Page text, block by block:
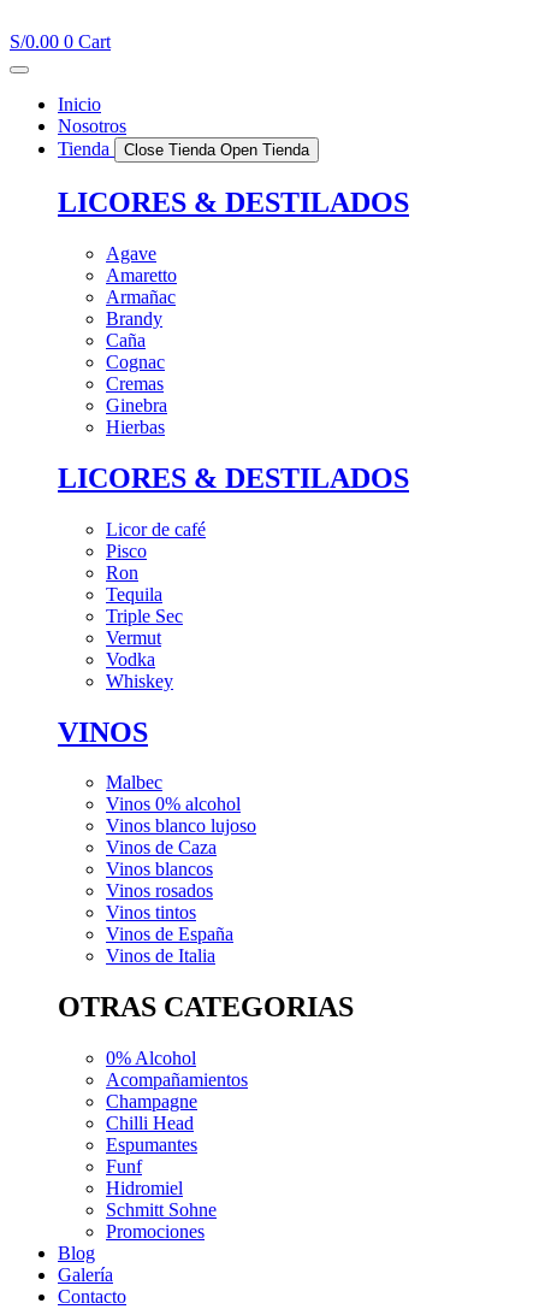
al
contenido
S/0.00 0 Cart
Inicio
Nosotros
Tienda
Close Tienda Open Tienda
LICORES & DESTILADOS
Agave
Amaretto
Armañac
Brandy
Caña
Cognac
Cremas
Ginebra
Hierbas
LICORES & DESTILADOS
Licor de café
Pisco
Ron
Tequila
Triple Sec
Vermut
Vodka
Whiskey
VINOS
Malbec
Vinos 0% alcohol
Vinos blanco lujoso
Vinos de Caza
Vinos blancos
Vinos rosados
Vinos tintos
Vinos de España
Vinos de Italia
OTRAS CATEGORIAS
0% Alcohol
Acompañamientos
Champagne
Chilli Head
Espumantes
Funf
Hidromiel
Schmitt Sohne
Promociones
Blog
Galería
Contacto